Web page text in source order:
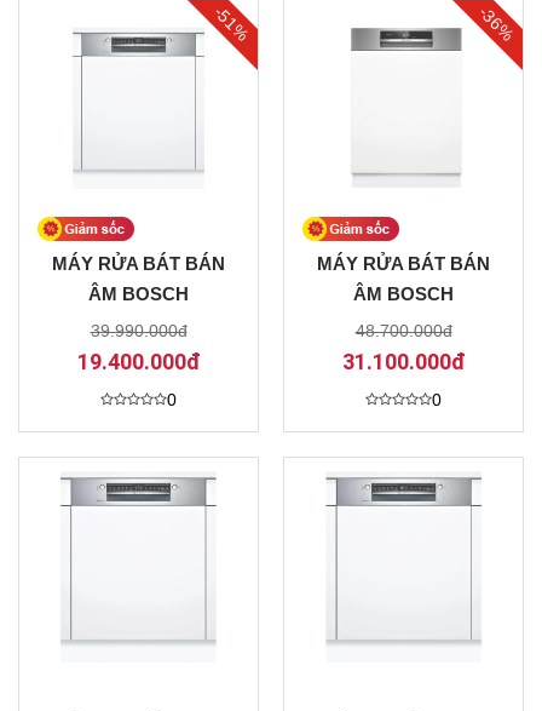
-51%
MÁY RỬA BÁT BÁN
ÂM BOSCH
SMI4HCS48E SERIE 4
14 BỘ
39.990.000đ
19.400.000đ
xếp
0
sao
0
-36%
MÁY RỬA BÁT BÁN
ÂM BOSCH
SMI8TCS01E SERIE 8
14 BỘ SẤY ZEOLITH
48.700.000đ
31.100.000đ
xếp
0
sao
0